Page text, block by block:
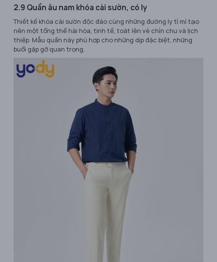
2.9 Quần âu nam khóa cài sườn, có ly
Thiết kế khóa cài sườn độc đáo cùng những đường ly tỉ mỉ tạo
nên một tổng thể hài hòa, tinh tế, toát lên vẻ chỉn chu và lịch
thiệp. Mẫu quần này phù hợp cho những dịp đặc biệt, những
buổi gặp gỡ quan trọng.